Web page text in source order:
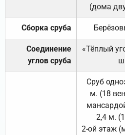
(дома
Сборка сруба
Соединение
углов сруба
«Тёплый
Сруб
м. (18
2,4 м.
2-ой этаж